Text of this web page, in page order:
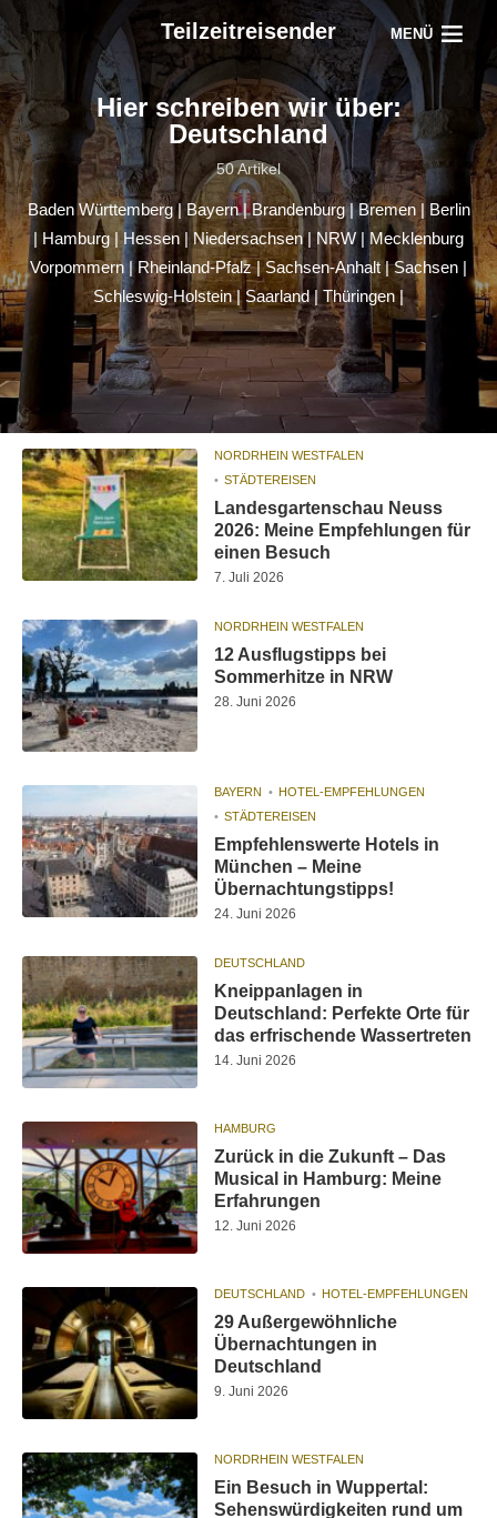
Teilzeitreisender MENÜ
Hier schreiben wir über:
Deutschland
50 Artikel
Baden Württemberg| Bayern|Brandenburg|Bremen | Berlin
| Hamburg|Hessen | Niedersachsen| NRW | Mecklenburg
Vorpommern | Rheinland-Pfalz|Sachsen-Anhalt |Sachsen |
Schleswig-Holstein| Saarland| Thüringen |
NORDRHEIN WESTFALEN
STÄDTEREISEN
Landesgartenschau Neuss
2026: Meine Empfehlungen für
einen Besuch
7. Juli 2026
NORDRHEIN WESTFALEN
12 Ausflugstipps bei
Sommerhitze in NRW
28. Juni 2026
BAYERN
HOTEL-EMPFEHLUNGEN
STÄDTEREISEN
Empfehlenswerte Hotels in
München – Meine
Übernachtungstipps!
24. Juni 2026
DEUTSCHLAND
Kneippanlagen in
Deutschland: Perfekte Orte für
das erfrischende Wassertreten
14. Juni 2026
HAMBURG
Zurück in die Zukunft – Das
Musical in Hamburg: Meine
Erfahrungen
12. Juni 2026
DEUTSCHLAND HOTEL-EMPFEHLUNGEN
29 Außergewöhnliche
Übernachtungen in
Deutschland
9. Juni 2026
NORDRHEIN WESTFALEN
Ein Besuch in Wuppertal:
Sehenswürdigkeiten rund um